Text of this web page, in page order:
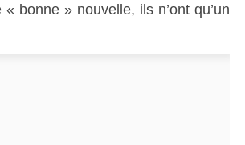
bonne » nouvelle, ils n’ont qu’un